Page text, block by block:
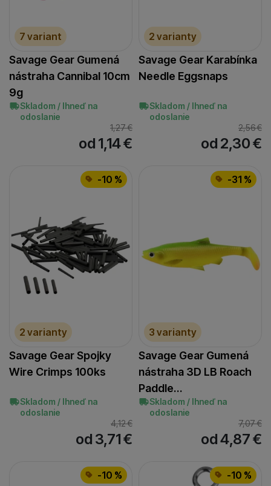
7 variant
Savage Gear Gumená
nástraha Cannibal 10cm
9g
Skladom / Ihneď na
odoslanie
1,27€
od 1,14€
2 varianty
Savage Gear Karabínka
Needle Eggsnaps
Skladom / Ihneď na
odoslanie
2,56€
od 2,30€
-10 %
2 varianty
Savage Gear Spojky
Wire Crimps 100ks
Skladom / Ihneď na
odoslanie
4,12€
od 3,71€
-31 %
3 varianty
Savage Gear Gumená
nástraha 3D LB Roach
Paddle…
Skladom / Ihneď na
odoslanie
7,07€
od 4,87€
-10 % -10 %